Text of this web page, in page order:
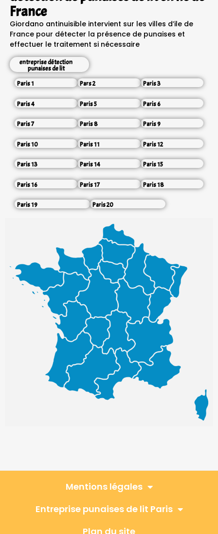
France
Giordano antinuisible intervient sur les villes d’ile de
France pour détecter la présence de punaises et
effectuer le traitement si nécessaire
entreprise détection
punaises de lit
Paris 1
Pars 2 Paris 3
Paris 4 Paris 5 Paris 6
Paris 7 Paris 8 Paris 9
Paris 10 Paris 11 Paris 12
Paris 13 Paris 14 Paris 15
Paris 16 Paris 17 Paris 18
Paris 19 Paris 20
Mentions légales
Entreprise punaises de lit Paris
Plan du site